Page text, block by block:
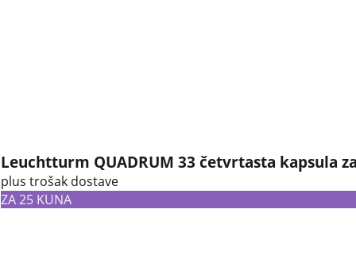
Leuchtturm QUADRUM 33 četvrtasta kapsula
plus trošak dostave
ZA 25 KUNA